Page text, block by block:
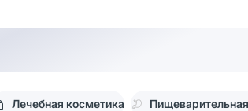
Лечебная косметика